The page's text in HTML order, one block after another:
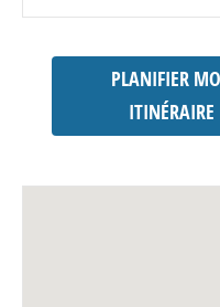
PLANIFIER
ITINÉRAIRE